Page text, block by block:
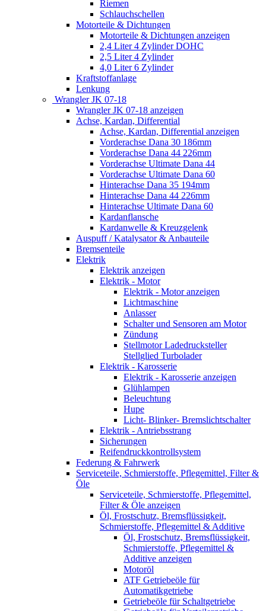
Riemen
Schlauchschellen
Motorteile & Dichtungen
Motorteile & Dichtungen anzeigen
2,4 Liter 4 Zylinder DOHC
2,5 Liter 4 Zylinder
4,0 Liter 6 Zylinder
Kraftstoffanlage
Lenkung
Wrangler JK 07-18
Wrangler JK 07-18 anzeigen
Achse, Kardan, Differential
Achse, Kardan, Differential anzeigen
Vorderachse Dana 30 186mm
Vorderachse Dana 44 226mm
Vorderachse Ultimate Dana 44
Vorderachse Ultimate Dana 60
Hinterachse Dana 35 194mm
Hinterachse Dana 44 226mm
Hinterachse Ultimate Dana 60
Kardanflansche
Kardanwelle & Kreuzgelenk
Auspuff / Katalysator & Anbauteile
Bremsenteile
Elektrik
Elektrik anzeigen
Elektrik - Motor
Elektrik - Motor anzeigen
Lichtmaschine
Anlasser
Schalter und Sensoren am Motor
Zündung
Stellmotor Ladedrucksteller
Stellglied Turbolader
Elektrik - Karosserie
Elektrik - Karosserie anzeigen
Glühlampen
Beleuchtung
Hupe
Licht- Blinker- Bremslichtschalter
Elektrik - Antriebsstrang
Sicherungen
Reifendruckkontrollsystem
Federung & Fahrwerk
Serviceteile, Schmierstoffe, Pflegemittel, Filter &
Öle
Serviceteile, Schmierstoffe, Pflegemittel,
Filter & Öle anzeigen
Öl, Frostschutz, Bremsflüssigkeit,
Schmierstoffe, Pflegemittel & Additive
Öl, Frostschutz, Bremsflüssigkeit,
Schmierstoffe, Pflegemittel &
Additive anzeigen
Motoröl
ATF Getriebeöle für
Automatikgetriebe
Getriebeöle für Schaltgetriebe